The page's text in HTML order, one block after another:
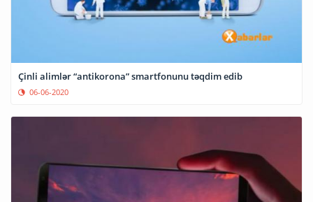
Çinli alimlər “antikorona” smartfonunu təqdim edib
06-06-2020